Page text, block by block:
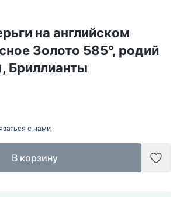
на английском
Золото 585°, родий
Бриллианты
с нами
В корзину